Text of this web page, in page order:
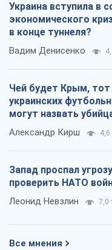
Украина вступила в
экономического
в конце туннеля?
Вадим Денисенко
Чей будет Крым, тот
украинских
могут назвать
Александр Кирш 4,6
Запад проспал
проверить НАТО
Леонид Невзлин 7,0
Все мнения